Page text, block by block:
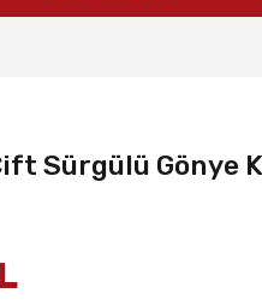
Sürgülü Gönye